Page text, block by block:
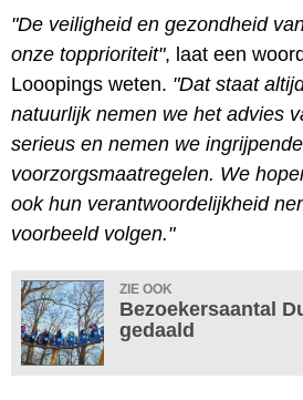
"De veiligheid en gezondheid
onze topprioriteit", laat een
Looopings weten. "Dat staat
natuurlijk nemen we het advies
serieus en nemen we ingrijpende
voorzorgsmaatregelen. We
ook hun verantwoordelijkheid
voorbeeld volgen."
ZIE OOK
Bezoekersaantal
gedaald